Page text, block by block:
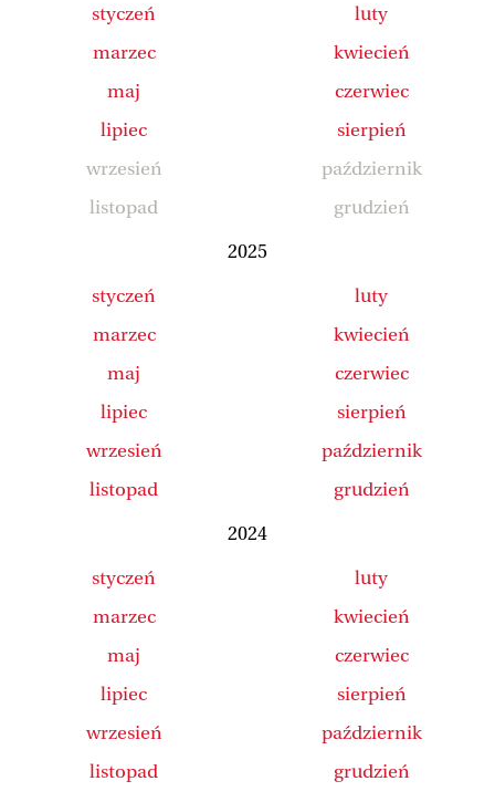
styczeń
luty
marzec
kwiecień
maj
czerwiec
lipiec
sierpień
wrzesień
październik
listopad
grudzień
2025
styczeń
luty
marzec
kwiecień
maj
czerwiec
lipiec
sierpień
wrzesień
październik
listopad
grudzień
2024
styczeń
luty
marzec
kwiecień
maj
czerwiec
lipiec
sierpień
wrzesień
październik
listopad
grudzień